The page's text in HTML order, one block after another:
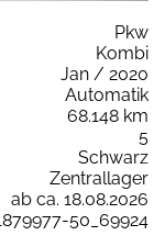
Pkw
Kombi
Jan / 2020
Automatik
68.148 km
5
Schwarz
Zentrallager
ab ca. 18.08.2026
50_69924